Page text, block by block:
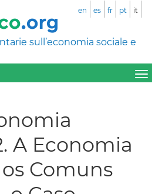
sull’economia sociale e
en es fr pt it
A Economia
Comuns